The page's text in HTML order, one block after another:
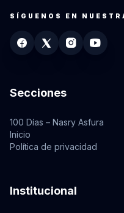
SÍGUENOS EN
Secciones
100 Días – Nasry Asfura
Inicio
Política de privacidad
Institucional